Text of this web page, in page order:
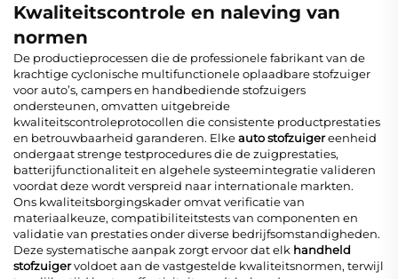
Kwaliteitscontrole en naleving van
normen
De productieprocessen die de professionele fabrikant van de
krachtige cyclonische multifunctionele oplaadbare stofzuiger
voor auto’s, campers en handbediende stofzuigers
ondersteunen, omvatten uitgebreide
kwaliteitscontroleprotocollen die consistente productprestaties
en betrouwbaarheid garanderen. Elkeauto stofzuigereenheid
ondergaat strenge testprocedures die de zuigprestaties,
batterijfunctionaliteit en algehele systeemintegratie valideren
voordat deze wordt verspreid naar internationale markten.
Ons kwaliteitsborgingskader omvat verificatie van
materiaalkeuze, compatibiliteitstests van componenten en
validatie van prestaties onder diverse bedrijfsomstandigheden.
Deze systematische aanpak zorgt ervoor dat elk handheld
stofzuigervoldoet aan de vastgestelde kwaliteitsnormen, terwijl